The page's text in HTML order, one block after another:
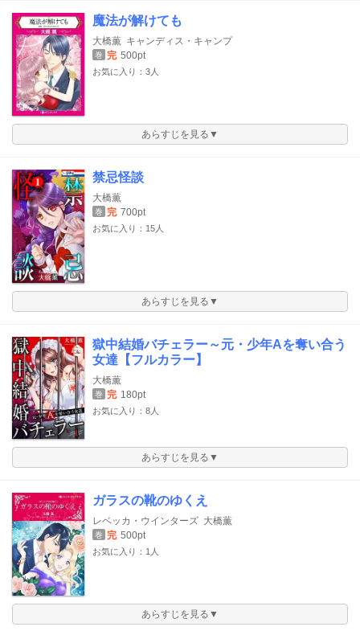
魔法が解けても
大橋薫 キャンディス・キャンプ
巻 完 500pt
お気に入り：3人
あらすじを見る▼
禁忌怪談
大橋薫
巻 完 700pt
お気に入り：15人
あらすじを見る▼
獄中結婚バチェラー～元・少年Aを奪い合う
女達【フルカラー】
大橋薫
巻 完 180pt
お気に入り：8人
あらすじを見る▼
ガラスの靴のゆくえ
レベッカ・ウインターズ 大橋薫
巻 完 500pt
お気に入り：1人
あらすじを見る▼